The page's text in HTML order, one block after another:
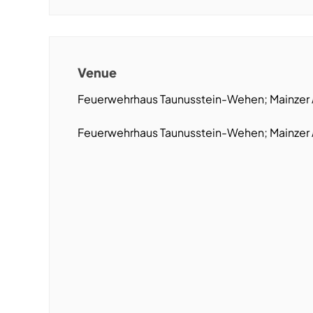
Venue
Feuerwehrhaus Taunusstein-Wehen; Mainzer
Feuerwehrhaus Taunusstein-Wehen; Mainzer